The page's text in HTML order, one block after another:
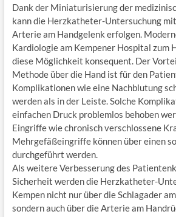
Dank der Miniaturisierung der
kann die Herzkatheter-Untersuchung
Arterie am Handgelenk erfolgen.
Kardiologie am Kempener Hospital zum
diese Möglichkeit konsequent. Der
Methode über die Hand ist für den
Komplikationen wie eine Nachblutung
werden als in der Leiste. Solche
einfachen Druck problemlos behoben
Eingriffe wie chronisch verschlossene
Mehrgefäßeingriffe können über einen
durchgeführt werden.
Als weitere Verbesserung des
Sicherheit werden die Herzkatheter-
Kempen nicht nur über die Schlagader
sondern auch über die Arterie am